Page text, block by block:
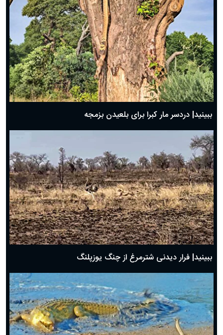
ببینید| دردسر مار کبرا برای بلعیدن بزمجه
ببینید| فرار دیدنی شترمرغ از چنگ یوزپلنگ